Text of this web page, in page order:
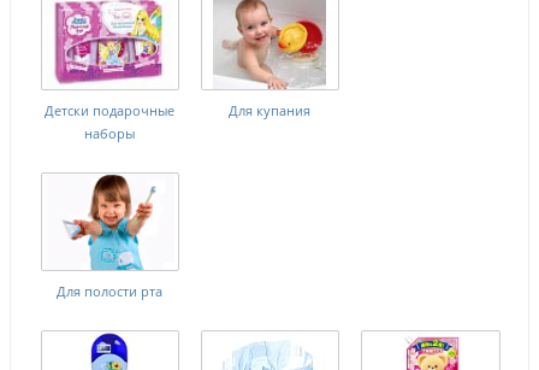
Детски подарочные
наборы
Для купания
Для полости рта